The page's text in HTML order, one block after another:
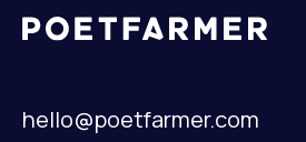
hello@poetfarmer.com